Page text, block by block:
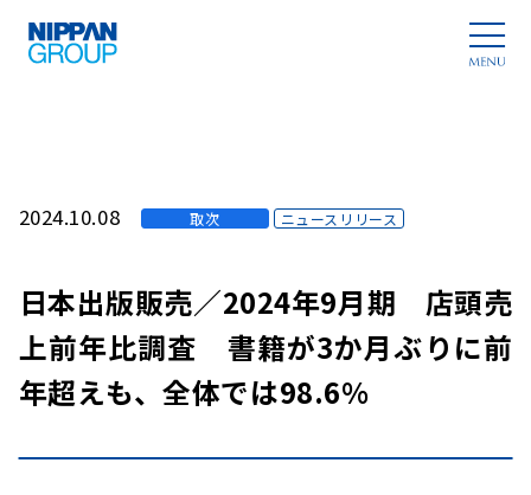
2024.10.08 取次 ニュースリリース
日本出版販売／2024年9月期 店頭売
上前年比調査 書籍が3か月ぶりに前
年超えも、全体では98.6%